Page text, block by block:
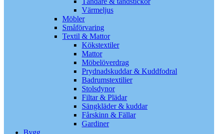
Värmeljus
Möbler
Småförvaring
Textil & Mattor
Kökstextiler
Mattor
Möbelöverdrag
Prydnadskuddar & Kuddfodral
Badrumstextilier
Stolsdynor
Filtar & Plädar
Sängkläder & kuddar
Fårskinn & Fällar
Gardiner
Bygg